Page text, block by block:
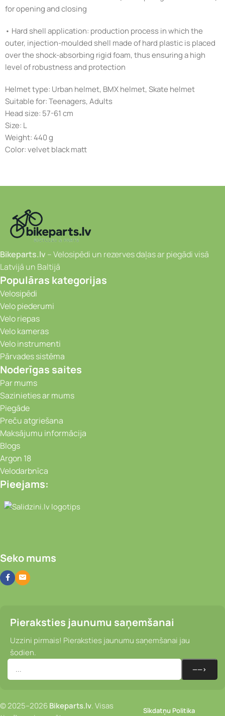
for opening and closing
• Hard shell application: production process in which the
outer, injection-moulded shell made of hard plastic is placed
over the shock-absorbing rigid foam, thus ensuring a high
level of robustness and protection
Helmet type: Urban helmet, BMX helmet, Skate helmet
Suitable for: Teenagers, Adults
Head size: 57-61 cm
Size: L
Weight: 440 g
Color: velvet black matt
Bikeparts.lv – Velosipēdi un rezerves daļas ar piegādi visā
Latvijā un Baltijā
Populāras kategorijas
Velosipēdi
Velo piederumi
Velo riepas
Velo kameras
Velo instrumenti
Pārvades sistēma
Noderīgas saites
Par mums
Sazinieties ar mums
Piegāde
Preču atgriešana
Maksājumu informācija
Blogs
Argon 18
Velodarbnīca
Pieejams:
Video novērošanas kameras, Portatīvie
Seko mums
Pieraksties jaunumu saņemšanai
Uzzini pirmais! Pieraksties jaunumu saņemšanai jau
šodien.
© 2025–2026Bikeparts.lv. Visas
Sīkdatņu Politika